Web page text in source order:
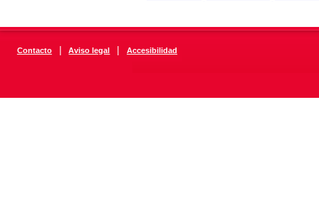
Contacto | Aviso legal | Accesibilidad